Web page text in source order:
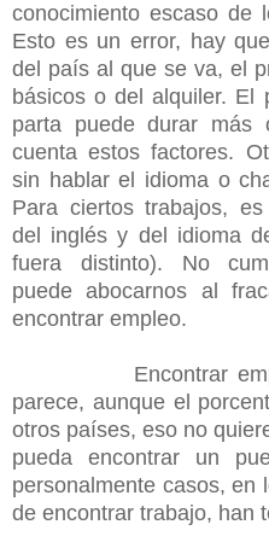
conocimiento escaso de
Esto es un error, hay
del país al que se va, el
básicos o del alquiler. El
parta puede durar
cuenta estos factores.
sin hablar el idioma o
Para ciertos trabajos,
del inglés y del idioma
fuera distinto). No
puede abocarnos al
encontrar empleo.
Encontrar empleo
parece, aunque el
otros países, eso no
pueda encontrar un
personalmente casos, en
de encontrar trabajo, han